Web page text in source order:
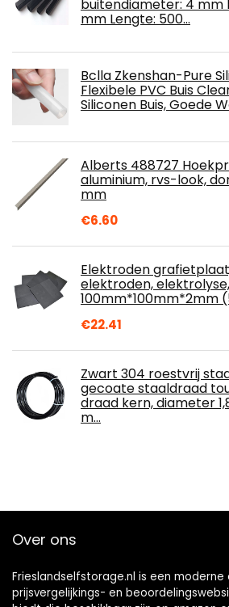
buitendiameter: 4 mm
mm Lengte: 500…
Bclla Zkenshan-Pure
Flexibele PVC Buis
Siliconen Buis, Goede
Alberts 488727
aluminium, rvs-look,
mm
€6.60
Elektroden
elektroden, elektrolyse,
100mm*100mm*2mm
€22.41
Zwart 304 roestvrij
gecoate staaldraad
draad kern, diameter
m…
Over ons
Frieslandselfstorage.nl is een
prijsvergelijkings- en